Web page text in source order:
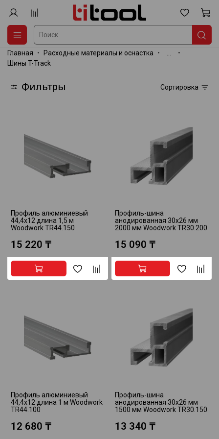
Главная Расходные материалы и оснастка
Шины T-Track
Фильтры Сортировка
Профиль алюминиевый
44,4х12 длина 1,5 м
Woodwork TR44.150
15 220 ₸
Профиль-шина
анодированная 30х26 мм
2000 мм Woodwork TR30.200
15 090 ₸
Профиль алюминиевый
44,4х12 длина 1 м Woodwork
TR44.100
12 680 ₸
Профиль-шина
анодированная 30х26 мм
1500 мм Woodwork TR30.150
13 340 ₸